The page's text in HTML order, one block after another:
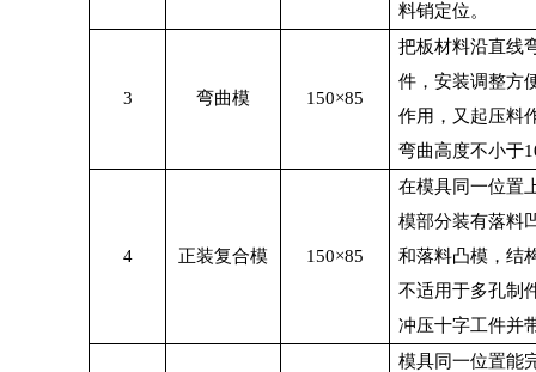
料销定位。
3 弯曲模 150×85
把板材料沿直线
件，安装调整方
作用，又起压料
弯曲高度不小于
4 正装复合模 150×85
在模具同一位置
模部分装有落料
和落料凸模，结
不适用于多孔制
冲压十字工件并
模具同一位置能